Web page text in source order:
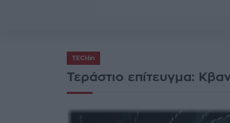
TECHin
Τεράστιο επίτευγμα: